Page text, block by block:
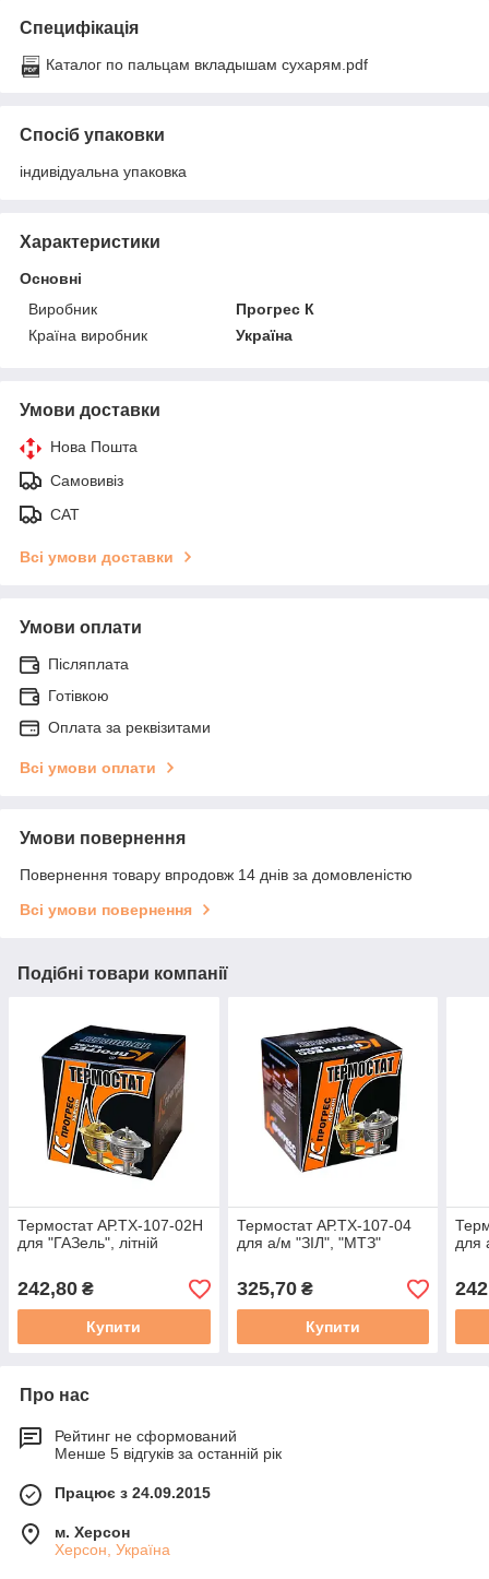
Специфікація
Каталог по пальцам вкладышам сухарям.pdf
Спосіб упаковки
індивідуальна упаковка
Характеристики
Основні
Виробник
Прогрес К
Країна виробник
Україна
Умови доставки
Нова Пошта
Самовивіз
САТ
Всі умови доставки
Умови оплати
Післяплата
Готівкою
Оплата за реквізитами
Всі умови оплати
Умови повернення
Повернення товару впродовж 14 днів за домовленістю
Всі умови повернення
Подібні товари компанії
Термостат АР.ТХ-107-02Н
для "ГАЗель", літній
242,80 ₴
Купити
Термостат АР.ТХ-107-04
для а/м "ЗІЛ", "МТЗ"
325,70₴
Купити
для
Про нас
Рейтинг не сформований
Менше 5 відгуків за останній рік
Працює з 24.09.2015
м. Херсон
Херсон, Україна